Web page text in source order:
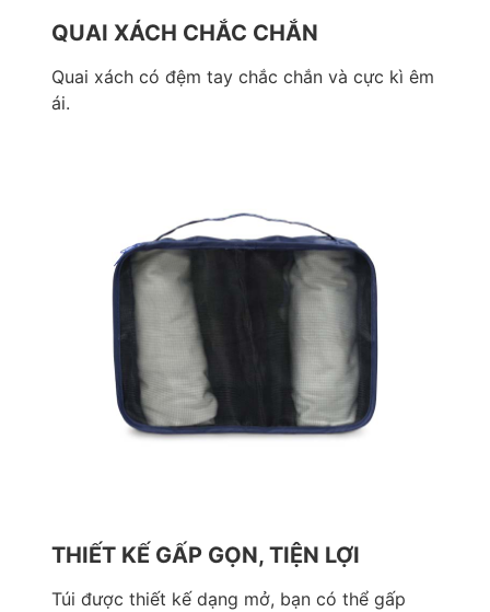
QUAI XÁCH CHẮC CHẮN
Quai xách có đệm tay chắc chắn và cực kì êm
ái.
THIẾT KẾ GẤP GỌN, TIỆN LỢI
Túi được thiết kế dạng mở, bạn có thể gấp